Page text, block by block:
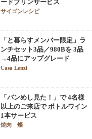
ードプリンサービス
サイゴンレシピ
「と暮らすメンバー限定」ラ
ンチセット3品／980Bを 3品
→4品にアップグレード
Casa Lenzi
「バンめし見た！」で 4名様
以上のご来店で ボトルワイン
1本サービス
焼肉 燦